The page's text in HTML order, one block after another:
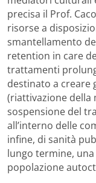
precisa il Prof.
risorse a
smantellamento
retention in care
trattamenti
destinato a creare
(riattivazione della
sospensione del
all’interno delle
infine, di sanità
lungo termine,
popolazione